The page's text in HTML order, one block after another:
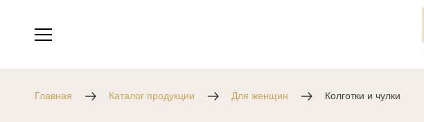
Главная Каталог продукции Для женщин Колготки и чулки